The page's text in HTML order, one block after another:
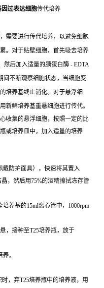
过表达细胞传代培养
需要进行传代培养，以避免细胞
。对于贴壁细胞，首先吸去培养
然后加入适量的胰蛋白酶 - EDTA
间不断观察细胞状态，当细胞变
培养基终止消化。对于悬浮细
新鲜培养基重悬细胞进行传代。
收集的悬浮细胞，按照一定的比
或培养皿中，加入适量的培养
戴防护面具），快速将其置入
，然后用75%的酒精擦拭冻存管
养基的15ml离心管中，1000rpm
，接种至T25培养瓶，放于
。
，弃T25培养瓶中的培养液，用